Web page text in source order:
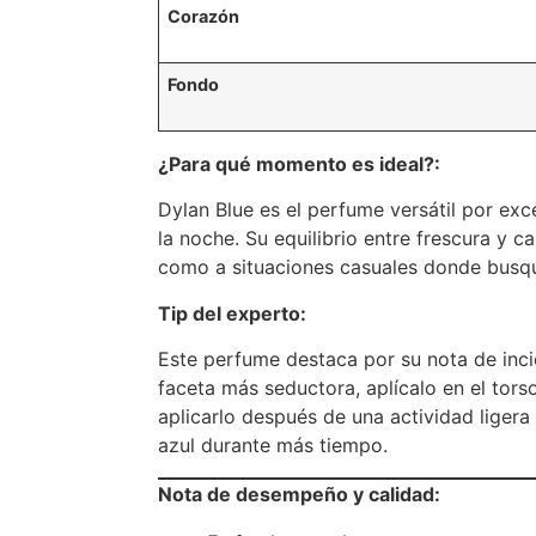
Corazón
Fondo
¿Para qué momento es ideal?:
Dylan Blue es el perfume versátil por
la noche. Su equilibrio entre frescura y
como a situaciones casuales donde
Tip del experto:
Este perfume destaca por su nota de
faceta más seductora, aplícalo en el
aplicarlo después de una actividad
azul durante más tiempo.
Nota de desempeño y calidad: